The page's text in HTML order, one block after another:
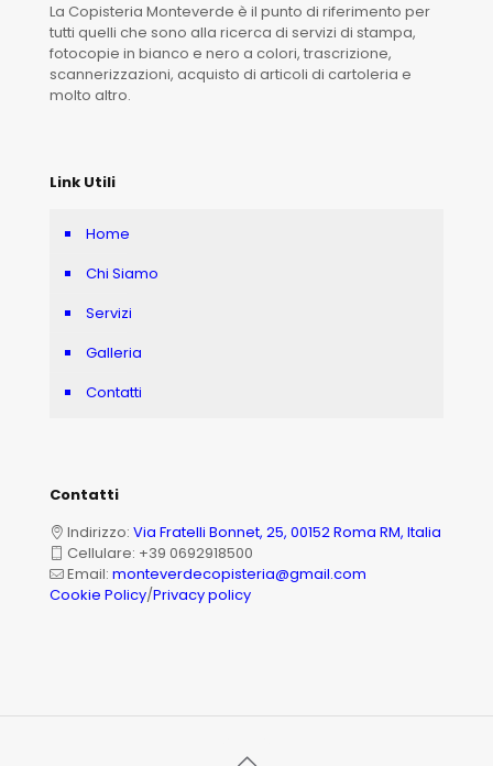
La Copisteria Monteverde è il punto di riferimento per
tutti quelli che sono alla ricerca di servizi di stampa,
fotocopie in bianco e nero a colori, trascrizione,
scannerizzazioni, acquisto di articoli di cartoleria e
molto altro.
Link Utili
Home
Chi Siamo
Servizi
Galleria
Contatti
Contatti
Indirizzo: Via Fratelli Bonnet, 25, 00152 Roma RM, Italia
Cellulare: +39 0692918500
Email: monteverdecopisteria@gmail.com
Cookie Policy/Privacy policy